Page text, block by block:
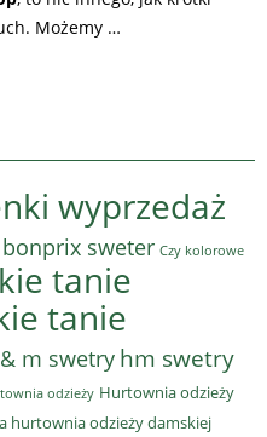
Możemy …
wyprzedaż
bonprix sweter Czy kolorowe
tanie
tanie
m swetry hm swetry
odzieży Hurtownia odzieży
hurtownia odzieży damskiej